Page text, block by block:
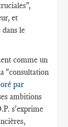
et
le
comme un
"consultation
par
ambitions
s'exprime